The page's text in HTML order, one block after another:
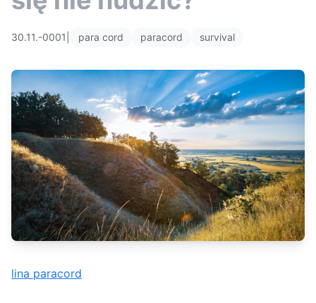
30.11.-0001 para cord paracord survival
lina paracord